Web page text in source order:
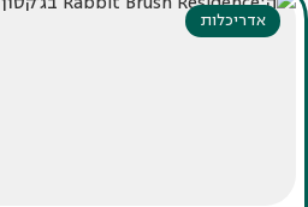
אדריכלות